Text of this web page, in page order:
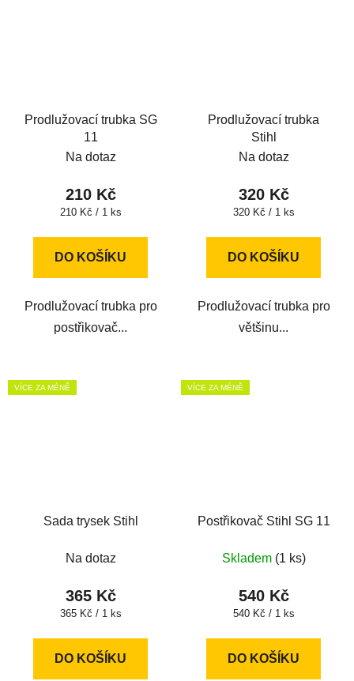
Prodlužovací trubka SG
11
Na dotaz
210 Kč
Měrná
210 Kč / 1 ks
DO KOŠÍKU
Prodlužovací trubka pro
postřikovač...
Prodlužovací trubka
Stihl
Na dotaz
320 Kč
Měrná
320 Kč / 1 ks
DO KOŠÍKU
Prodlužovací trubka pro
většinu...
VÍCE ZA MÉNĚ
Sada trysek Stihl
Na dotaz
365 Kč
Měrná
365 Kč / 1 ks
DO KOŠÍKU
VÍCE ZA MÉNĚ
Postřikovač Stihl SG 11
Skladem (1 ks)
540 Kč
Měrná
540 Kč / 1 ks
DO KOŠÍKU